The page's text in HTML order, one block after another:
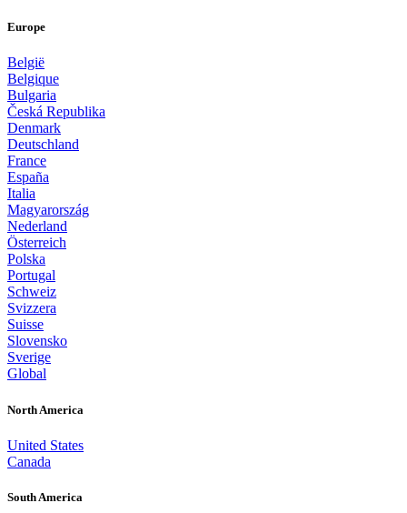
Europe
België
Belgique
Bulgaria
Česká Republika
Denmark
Deutschland
France
España
Italia
Magyarország
Nederland
Österreich
Polska
Portugal
Schweiz
Svizzera
Suisse
Slovensko
Sverige
Global
North America
United States
Canada
South America